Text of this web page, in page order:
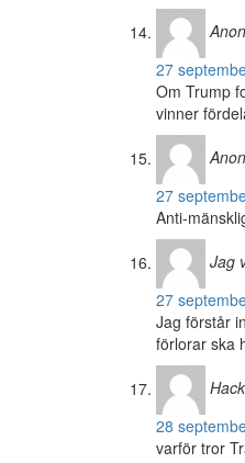
27
Om Trump
vinner
27
Anti-
Jag
27
Jag förstår
förlorar ska
28
varför tror